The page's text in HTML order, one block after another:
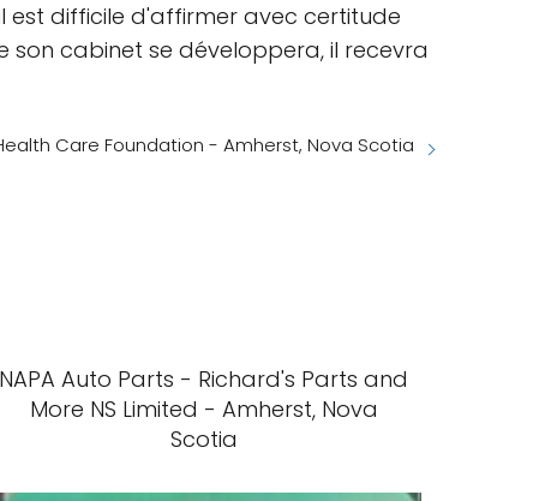
est difficile d'affirmer avec certitude
son cabinet se développera, il recevra
Care Foundation - Amherst, Nova Scotia
NAPA Auto Parts - Richard's Parts and
More NS Limited - Amherst, Nova
Scotia